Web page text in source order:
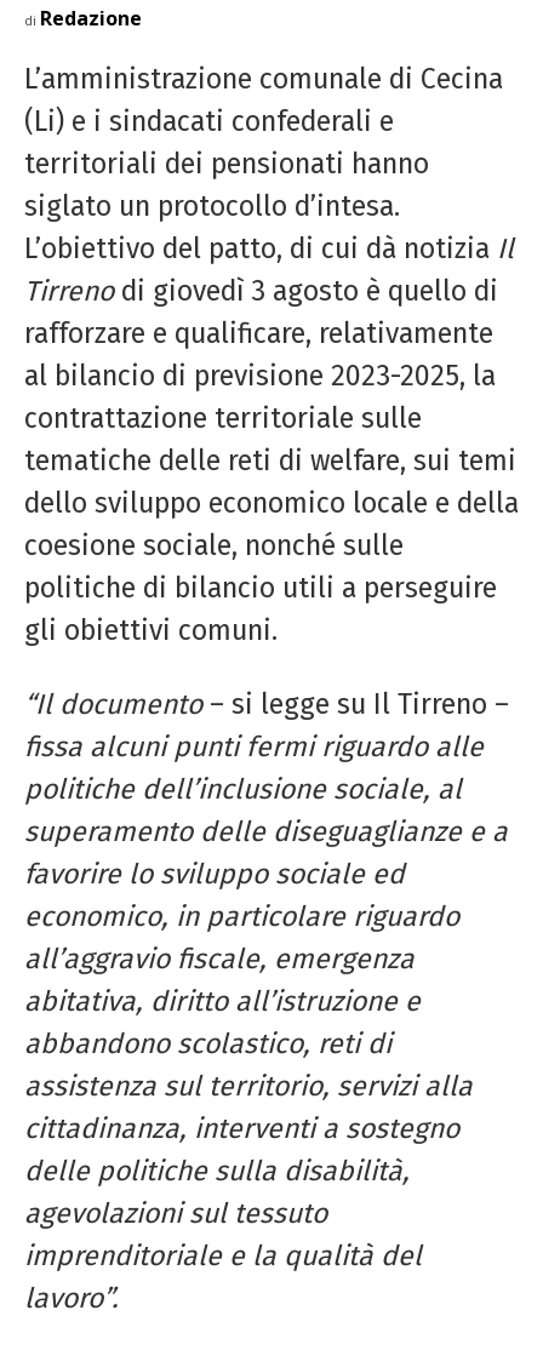
di Redazione
L’amministrazione comunale di Cecina
(Li) e i sindacati confederali e
territoriali dei pensionati hanno
siglato un protocollo d’intesa.
L’obiettivo del patto, di cui dà notizia Il
Tirrenodi giovedì 3 agosto è quello di
rafforzare e qualificare, relativamente
al bilancio di previsione 2023-2025, la
contrattazione territoriale sulle
tematiche delle reti di welfare, sui temi
dello sviluppo economico locale e della
coesione sociale, nonché sulle
politiche di bilancio utili a perseguire
gli obiettivi comuni.
“Il documento– si legge su Il Tirreno –
fissa alcuni punti fermi riguardo alle
politiche dell’inclusione sociale, al
superamento delle diseguaglianze e a
favorire lo sviluppo sociale ed
economico, in particolare riguardo
all’aggravio fiscale, emergenza
abitativa, dirittoall’istruzione e
abbandonoscolastico, reti di
assistenza sul territorio, servizi alla
cittadinanza, interventi a sostegno
delle politiche sulla disabilità,
agevolazioni sul tessuto
imprenditoriale e la qualità del
lavoro”.